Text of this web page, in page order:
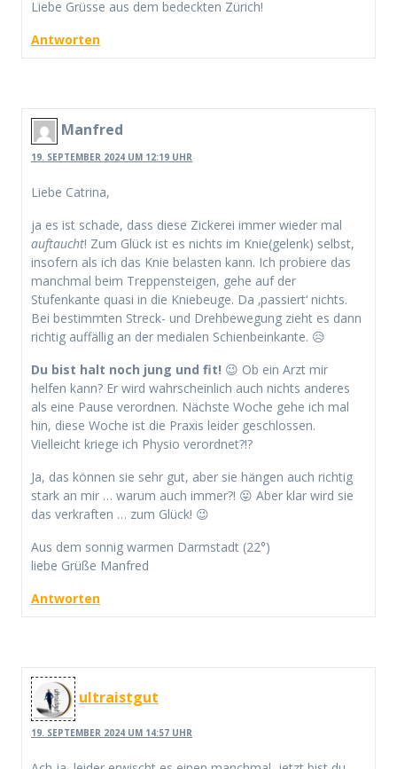
Liebe Grüsse aus dem bedeckten Zürich!
Antworten
Manfred
19. SEPTEMBER 2024 UM 12:19 UHR
Liebe Catrina,
ja es ist schade, dass diese Zickerei immer wieder mal
auftaucht! Zum Glück ist es nichts im Knie(gelenk) selbst,
insofern als ich das Knie belasten kann. Ich probiere das
manchmal beim Treppensteigen, gehe auf der
Stufenkante quasi in die Kniebeuge. Da ‚passiert‘ nichts.
Bei bestimmten Streck- und Drehbewegung zieht es dann
richtig auffällig an der medialen Schienbeinkante. 😥
Du bist halt noch jung und fit! 😉 Ob ein Arzt mir
helfen kann? Er wird wahrscheinlich auch nichts anderes
als eine Pause verordnen. Nächste Woche gehe ich mal
hin, diese Woche ist die Praxis leider geschlossen.
Vielleicht kriege ich Physio verordnet?!?
Ja, das können sie sehr gut, aber sie hängen auch richtig
stark an mir … warum auch immer?! 😛 Aber klar wird sie
das verkraften … zum Glück! 😉
Aus dem sonnig warmen Darmstadt (22°)
liebe Grüße Manfred
Antworten
ultraistgut
19. SEPTEMBER 2024 UM 14:57 UHR